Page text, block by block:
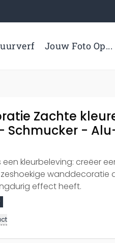
Jouw Foto Op...
Zachte
Schmucker -
een kleurbeleving: creëer
wanddecoratie
effect heeft.